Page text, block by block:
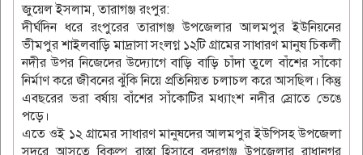
জুয়েল ইসলাম, তারাগঞ্জ রংপুর:
দীর্ঘদিন ধরে রংপুরের তারাগঞ্জ উপজেলার আলমপুর ইউনিয়নের
ভীমপুর শাইলবাড়ি মাদ্রাসা সংলগ্ন ১২টি গ্রামের সাধারণ মানুষ চিকলী
নদীর উপর নিজেদের উদ্যোগে বাড়ি বাড়ি চাঁদা তুলে বাঁশের সাঁকো
নির্মাণ করে জীবনের ঝুঁকি নিয়ে প্রতিনিয়ত চলাচল করে আসছিল। কিন্তু
এবছরের ভরা বর্ষায় বাঁশের সাঁকোটির মধ্যাংশ নদীর স্রোতে ভেঙে
পড়ে।
এতে ওই ১২ গ্রামের সাধারণ মানুষদের আলমপুর ইউপিসহ উপজেলা
সদরে আসতে বিকল্প রাস্তা হিসাবে বদরগঞ্জ উপজেলার রাধানগর